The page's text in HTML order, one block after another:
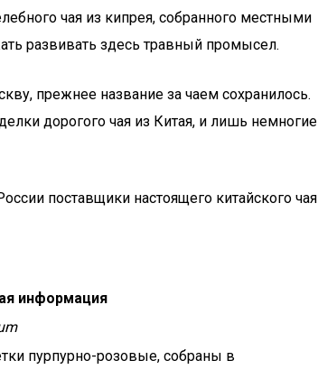
чая из кипрея, собранного местными
развивать здесь травный промысел.
прежнее название за чаем сохранилось.
дорогого чая из Китая, и лишь немногие
поставщики настоящего китайского чая
информация
пурпурно-розовые, собраны в